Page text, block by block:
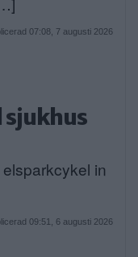
07:08, 7 augusti 2026
in
09:51, 6 augusti 2026